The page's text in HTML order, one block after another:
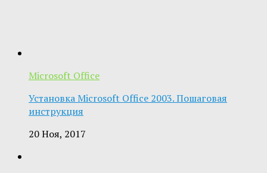
Microsoft Office
Установка Microsoft Office 2003. Пошаговая
инструкция
20 Ноя, 2017